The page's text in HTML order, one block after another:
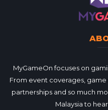
MyGameOn focuses on
From event coverages,
partnerships and so much
Malaysia to